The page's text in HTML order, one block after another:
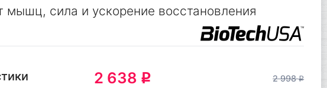
сила и ускорение восстановления
2 638 q 2 998q